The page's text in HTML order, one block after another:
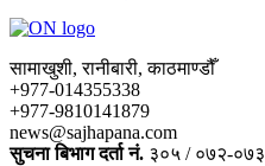
सामाखुशी, रानीबारी, काठमाण्डौँ
+977-014355338
+977-9810141879
news@sajhapana.com
सुचना बिभाग दर्ता नं. ३०५ / ०७२-०७३